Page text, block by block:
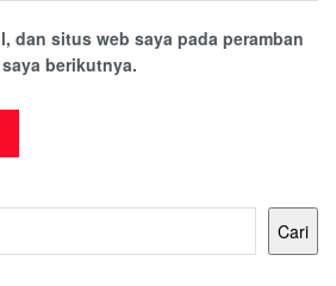
dan situs web saya pada peramban
berikutnya.
Cari